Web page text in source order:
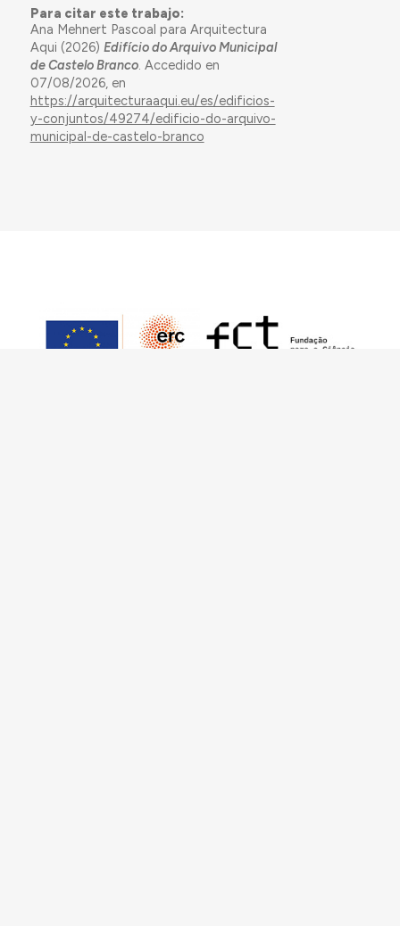
Para citar este trabajo:
Ana Mehnert Pascoal para Arquitectura
Aqui (2026) Edifício do Arquivo Municipal
de Castelo Branco. Accedido en
07/08/2026, en
https://arquitecturaaqui.eu/es/edificios-
y-conjuntos/49274/edificio-do-arquivo-
municipal-de-castelo-branco